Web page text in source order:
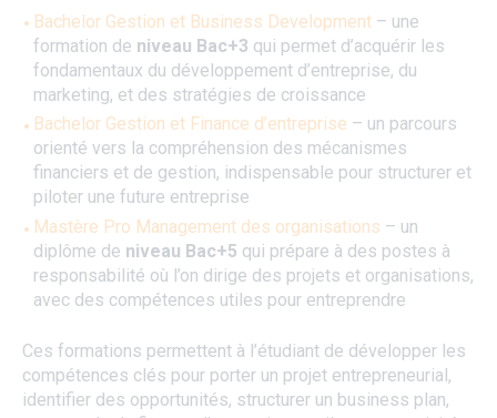
Bachelor Gestion et Business Development – une
formation de niveau Bac+3 qui permet d’acquérir les
fondamentaux du développement d’entreprise, du
marketing, et des stratégies de croissance
Bachelor Gestion et Finance d’entreprise – un parcours
orienté vers la compréhension des mécanismes
financiers et de gestion, indispensable pour structurer et
piloter une future entreprise
Mastère Pro Management des organisations – un
diplôme de niveau Bac+5 qui prépare à des postes à
responsabilité où l’on dirige des projets et organisations,
avec des compétences utiles pour entreprendre
Ces formations permettent à l’étudiant de développer les
compétences clés pour porter un projet entrepreneurial,
identifier des opportunités, structurer un business plan,